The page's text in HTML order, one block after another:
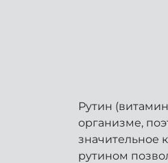
Рутин
организме,
значительное
рутином